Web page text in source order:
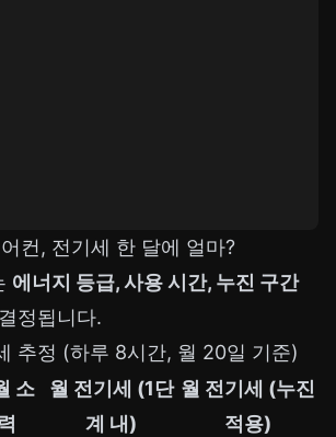
컨, 전기세 한 달에 얼마?
에너지 등급, 사용 시간, 누진 구간
정됩니다.
추정 (하루 8시간, 월 20일 기준)
소
월 전기세 (1단
계 내)
월 전기세 (누진
적용)